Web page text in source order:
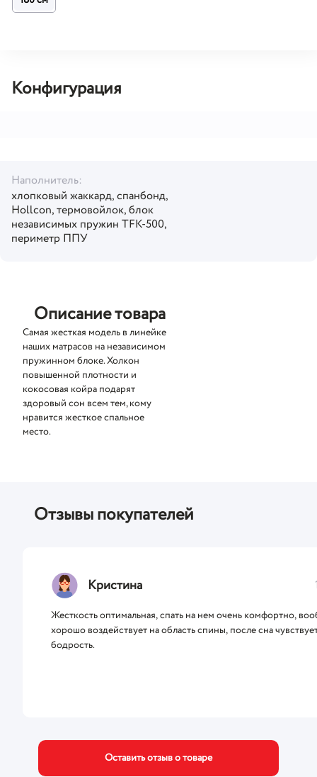
Конфигурация
Наполнитель:
хлопковый жаккард, спанбонд,
Hollcon, термовойлок, блок
независимых пружин TFK-500,
периметр ППУ
Описание товара
Самая жесткая модель в линейке
наших матрасов на независимом
пружинном блоке. Холкон
повышенной плотности и
кокосовая койра подарят
здоровый сон всем тем, кому
нравится жесткое спальное
место.
Отзывы покупателей
Кристина
Жесткость оптимальная, спать на нем очень комфортно,
хорошо воздействует на область спины, после сна
бодрость.
Оставить отзыв о товаре